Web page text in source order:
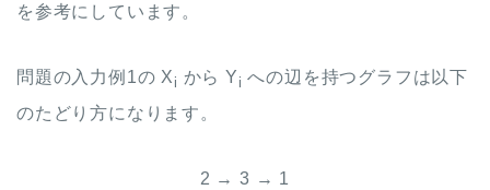
を参考にしています。
問題の入力例1の X i から Y i への辺を持つグラフは以下
のたどり方になります。
2 → 3 → 1